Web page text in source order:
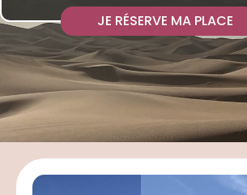
JE RÉSERVE MA PLACE